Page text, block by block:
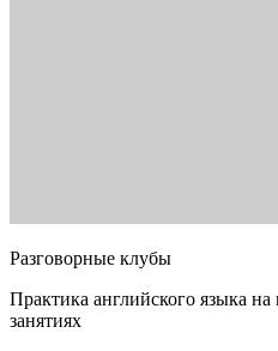
Разговорные клубы
Практика английского языка
занятиях